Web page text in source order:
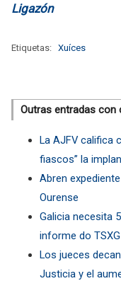
Ligazón
Etiquetas: Xuíces
Outras entradas con
La AJFV califica
fiascos” la
Abren
Ourense
Galicia necesita
informe do TSXG
Los jueces
Justicia y el